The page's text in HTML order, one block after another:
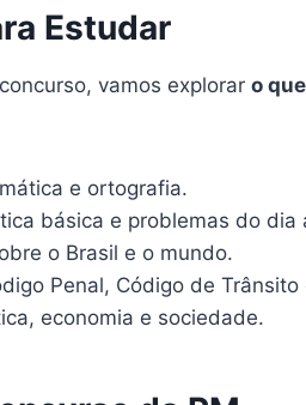
Estudar
vamos explorar o
e ortografia.
básica e problemas do dia
o Brasil e o mundo.
Penal, Código de Trânsito
economia e sociedade.